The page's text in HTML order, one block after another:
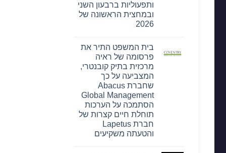
על
הסכם
שיתוף
פעולה
של
עיר
המיינדפולנס
גלפו
לבחינת
נוכחות
מורשית
של
נכסים
דיגיטליים
ותפעוליות ברבעון השני
ובמחצית הראשונה של
2026
על
Nyxoah
מדווחת
על
תוצאות
פיננסיות
ותפעוליות
ברבעון
השני
ובמחצית
הראשונה
של
2026
בית המשפט התיר את
פרסומה של ראיה
מרכזית בתיק קובנטרי,
המצביעה על כך
שחברת Abacus
Global Management
הסתמכה על הערכות
תוחלת חיים קצרות של
חברת Lapetus
והטעתה משקיעים